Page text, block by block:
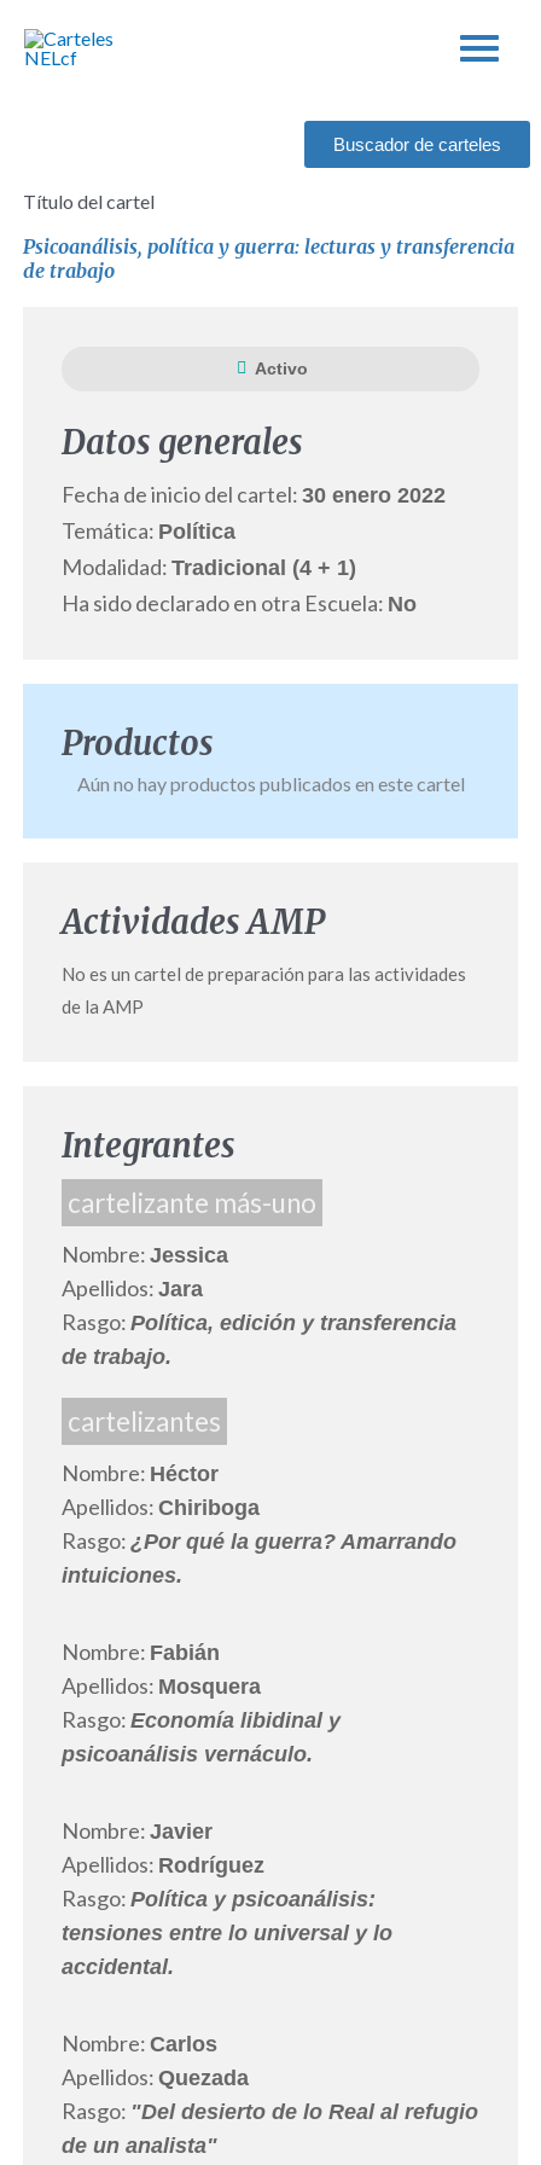
Buscador de carteles
Título del cartel
Psicoanálisis, política y guerra: lecturas y transferencia
de trabajo
Activo
Datos generales
Fecha de inicio del cartel: 30 enero 2022
Temática: Política
Modalidad: Tradicional (4 + 1)
Ha sido declarado en otra Escuela: No
Productos
Aún no hay productos publicados en este cartel
Actividades AMP
No es un cartel de preparación para las actividades
de la AMP
Integrantes
cartelizante más-uno
Nombre: Jessica
Apellidos: Jara
Rasgo: Política, edición y transferencia
de trabajo.
cartelizantes
Nombre: Héctor
Apellidos: Chiriboga
Rasgo: ¿Por qué la guerra? Amarrando
intuiciones.
Nombre: Fabián
Apellidos: Mosquera
Rasgo: Economía libidinal y
psicoanálisis vernáculo.
Nombre: Javier
Apellidos: Rodríguez
Rasgo: Política y psicoanálisis:
tensiones entre lo universal y lo
accidental.
Nombre: Carlos
Apellidos: Quezada
Rasgo: "Del desierto de lo Real al refugio
de un analista"